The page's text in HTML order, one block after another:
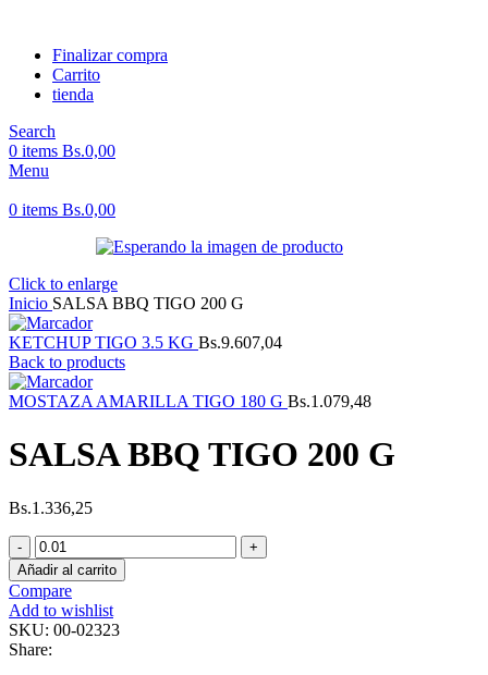
Finalizar compra
Carrito
tienda
Search
0 items Bs.0,00
Menu
0 items Bs.0,00
Click to enlarge
Inicio SALSA BBQ TIGO 200 G
KETCHUP TIGO 3.5 KG Bs.9.607,04
Back to products
MOSTAZA AMARILLA TIGO 180 G Bs.1.079,48
SALSA BBQ TIGO 200 G
Bs.1.336,25
SALSA
BBQ
TIGO
200
G
cantidad
Añadir al carrito
Compare
Add to wishlist
SKU: 00-02323
Share: